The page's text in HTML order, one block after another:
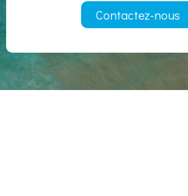
Contactez-nous